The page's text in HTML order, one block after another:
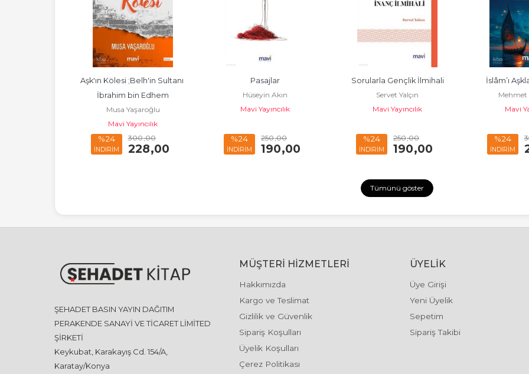
Aşk'ın Kölesi ;Belh'in Sultanı
İbrahim bin Edhem
Musa Yaşaroğlu
Mavi Yayıncılık
%24
İNDİRİM
300,00
228,00
Pasajlar
Hüseyin Akın
Mavi Yayıncılık
%24
İNDİRİM
250,00
190,00
Sorularla Gençlik İlmihali
Servet Yalçın
Mavi Yayıncılık
%24
İNDİRİM
250,00
190,00
İslâm’ı
Mehmet
Mavi
%24
İNDİRİM
Tümünü göster
ŞEHADET BASIN YAYIN DAĞITIM
PERAKENDE SANAYİ VE TİCARET LİMİTED
ŞİRKETİ
Keykubat, Karakayış Cd. 154/A,
Karatay/Konya
MÜŞTERI HIZMETLERI
Hakkımızda
Kargo ve Teslimat
Gizlilik ve Güvenlik
Sipariş Koşulları
Üyelik Koşulları
Çerez Politikası
ÜYELIK
Üye Girişi
Yeni Üyelik
Sepetim
Sipariş Takibi